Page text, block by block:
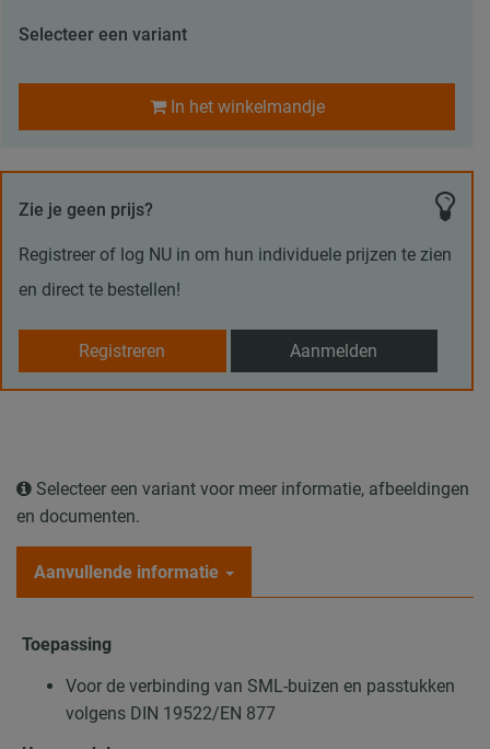
Selecteer een variant
In het winkelmandje
Zie je geen prijs?
Registreer of log NU in om hun individuele prijzen te zien
en direct te bestellen!
Registreren Aanmelden
Selecteer een variant voor meer informatie, afbeeldingen
en documenten.
Aanvullende informatie
Toepassing
Voor de verbinding van SML-buizen en passtukken
volgens DIN 19522/EN 877